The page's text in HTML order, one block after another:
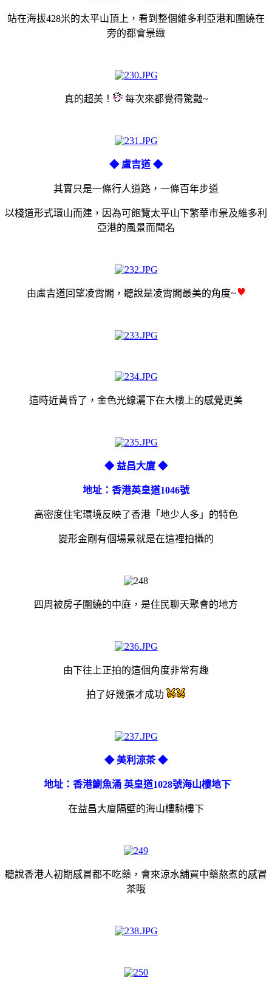
站在海拔428米的太平山頂上，看到整個維多利亞港和圍繞在
旁的都會景緻
真的超美！ 每次來都覺得驚豔~
◆ 盧吉道 ◆
其實只是一條行人道路，一條百年步道
以棧道形式環山而建，因為可飽覽太平山下繁華市景及維多利
亞港的風景而聞名
由盧吉道回望凌霄閣，聽說是凌霄閣最美的角度~
這時近黃昏了，金色光線灑下在大樓上的感覺更美
◆ 益昌大廈 ◆
地址：香港英皇道1046號
高密度住宅環境反映了香港「地少人多」的特色
變形金剛有個場景就是在這裡拍攝的
四周被房子圍繞的中庭，是住民聊天聚會的地方
由下往上正拍的這個角度非常有趣
拍了好幾張才成功
◆ 美利涼茶 ◆
地址：香港鰂魚涌 英皇道1028號海山樓地下
在益昌大廈隔壁的海山樓騎樓下
聽說香港人初期感冒都不吃藥，會來涼水舖買中藥熬煮的感冒
茶哦